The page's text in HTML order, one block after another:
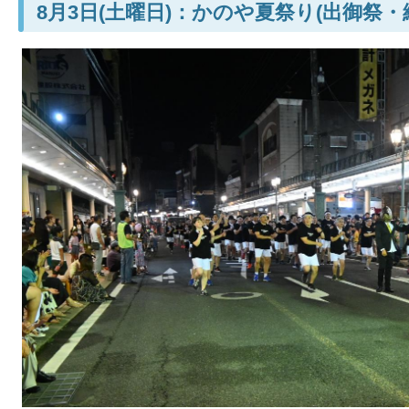
8月3日(土曜日)：かのや夏祭り(出御祭・